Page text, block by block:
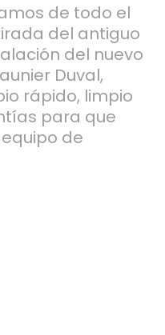
de todo el
del antiguo
del nuevo
Duval,
rápido, limpio
para que
de